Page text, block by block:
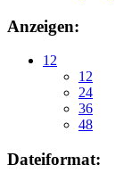
Anzeigen:
12
12
24
36
48
Dateiformat: